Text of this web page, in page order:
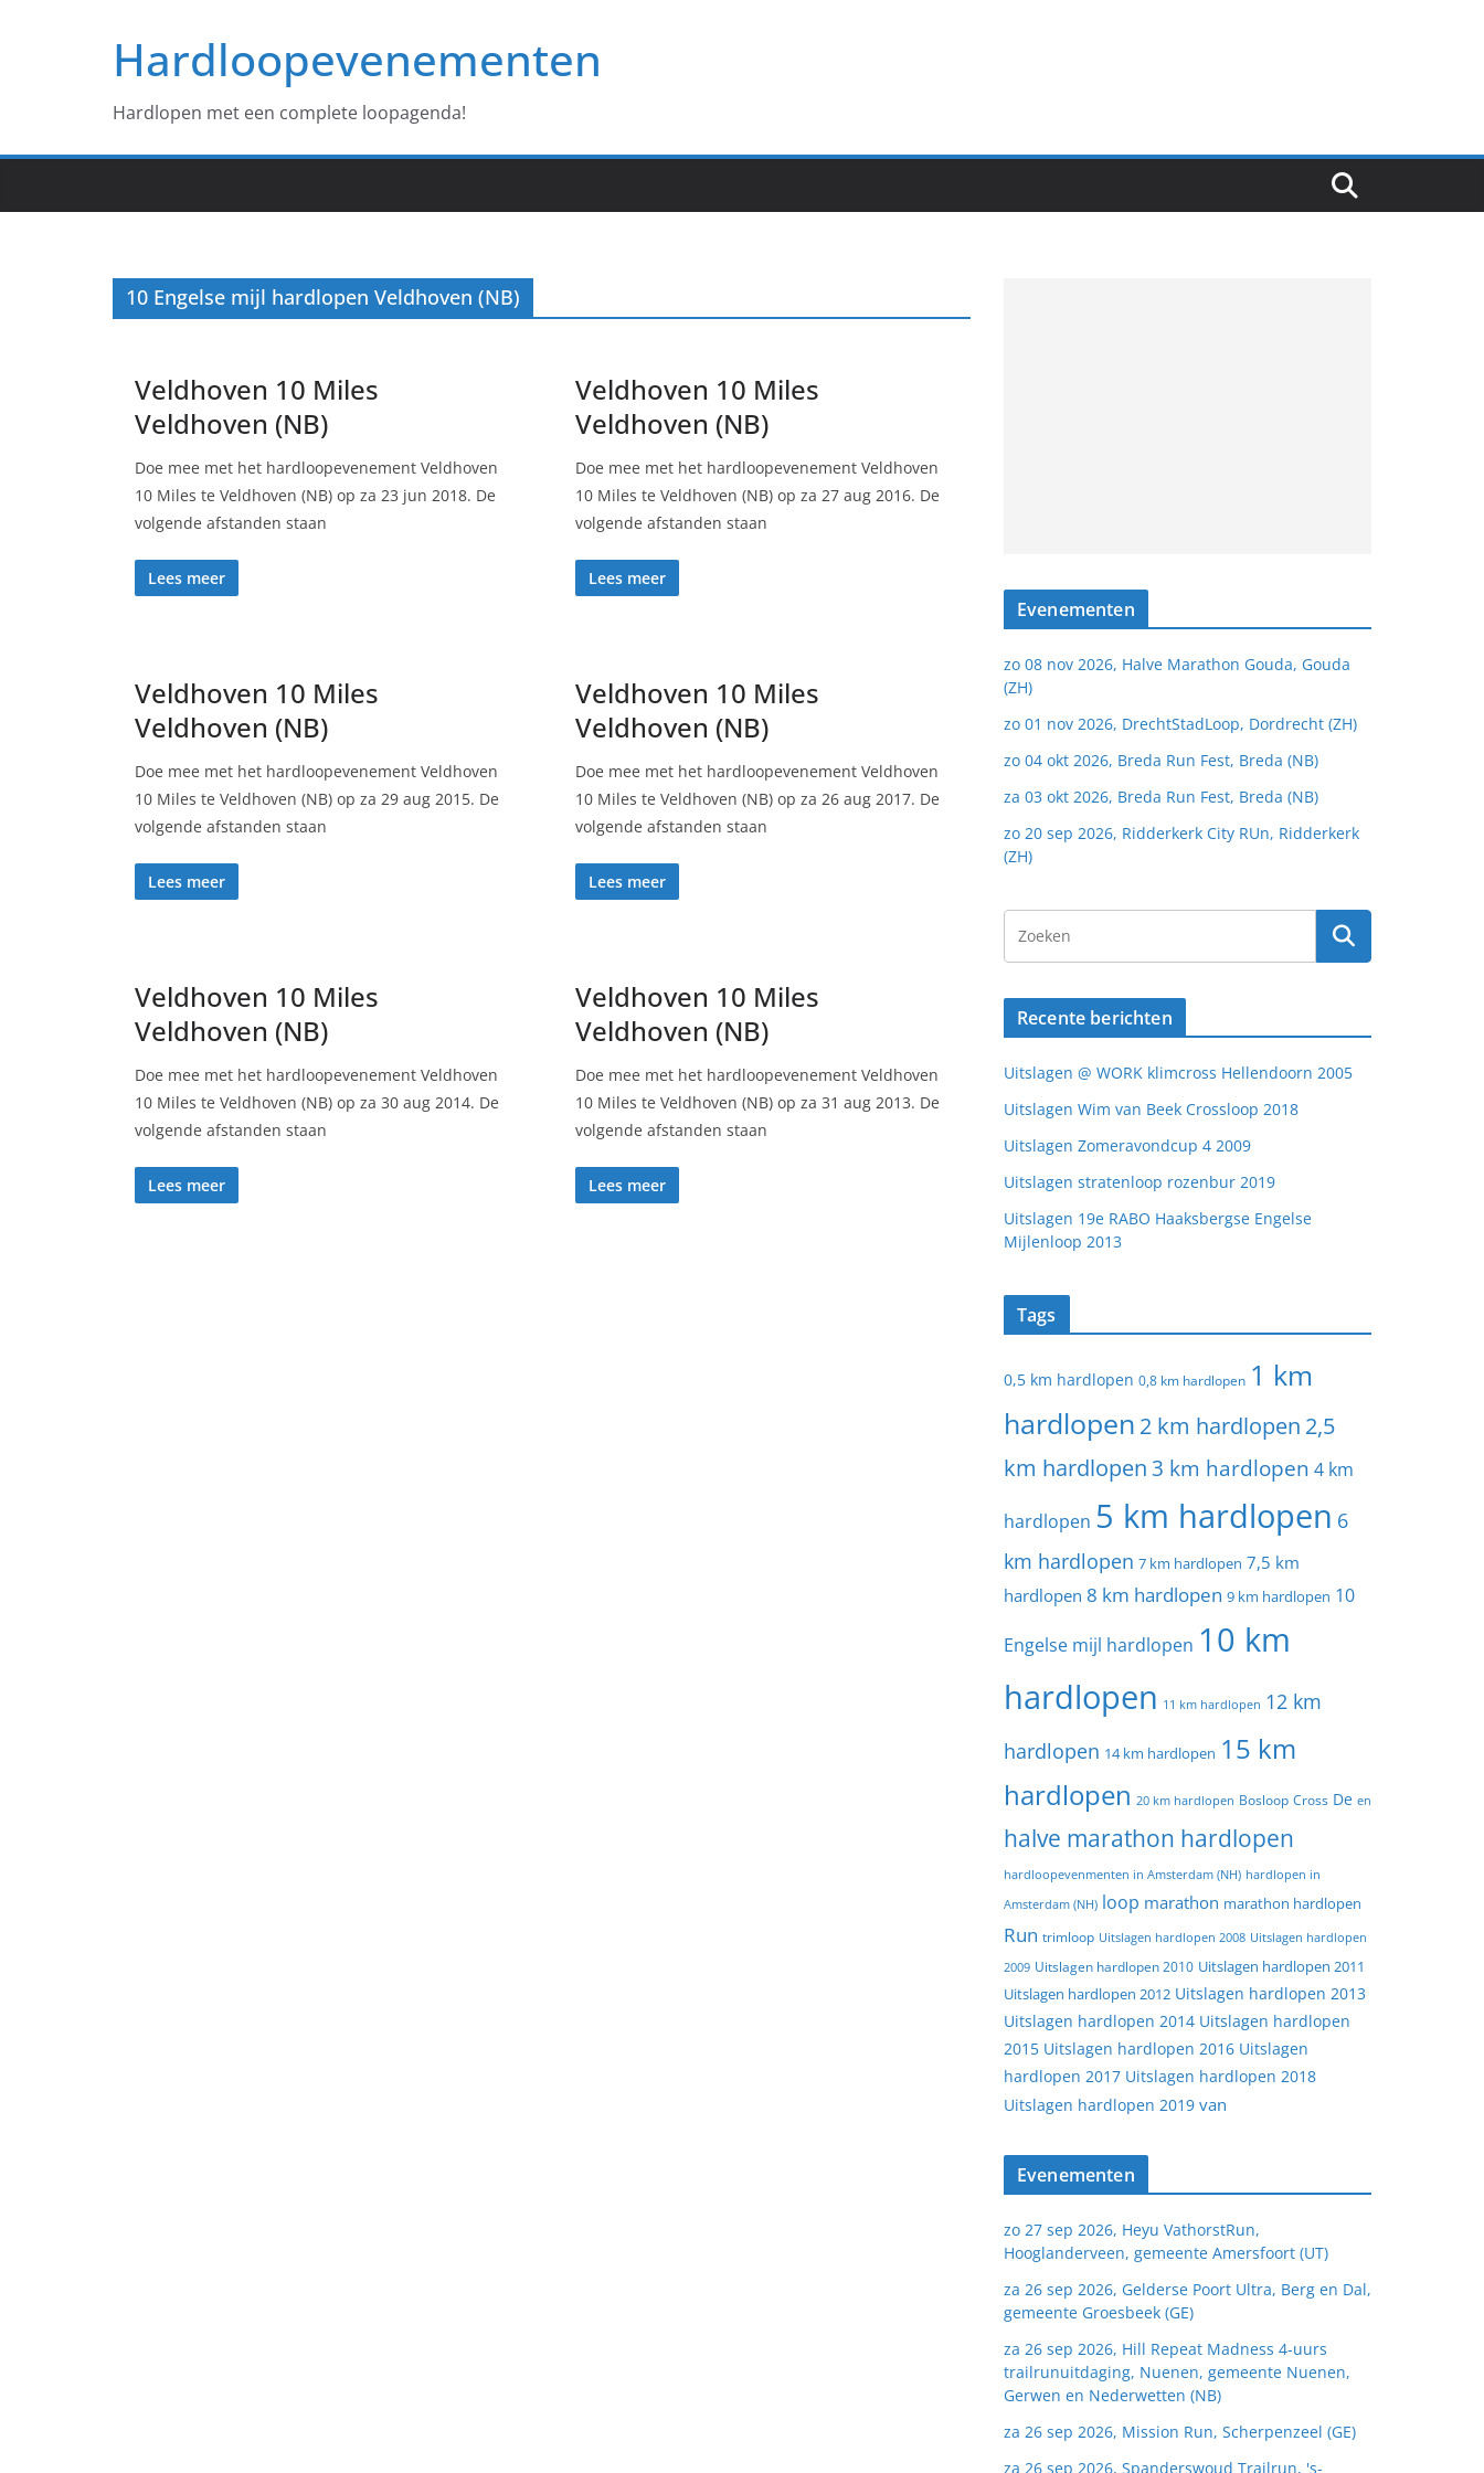
Hardloopevenementen
Hardlopen met een complete loopagenda!
10 Engelse mijl hardlopen Veldhoven (NB)
Veldhoven 10 Miles
Veldhoven (NB)
Doe mee met het hardloopevenement Veldhoven
10 Miles te Veldhoven (NB) op za 23 jun 2018. De
volgende afstanden staan
Lees meer
Veldhoven 10 Miles
Veldhoven (NB)
Doe mee met het hardloopevenement Veldhoven
10 Miles te Veldhoven (NB) op za 27 aug 2016. De
volgende afstanden staan
Lees meer
Veldhoven 10 Miles
Veldhoven (NB)
Doe mee met het hardloopevenement Veldhoven
10 Miles te Veldhoven (NB) op za 29 aug 2015. De
volgende afstanden staan
Lees meer
Veldhoven 10 Miles
Veldhoven (NB)
Doe mee met het hardloopevenement Veldhoven
10 Miles te Veldhoven (NB) op za 26 aug 2017. De
volgende afstanden staan
Lees meer
Veldhoven 10 Miles
Veldhoven (NB)
Doe mee met het hardloopevenement Veldhoven
10 Miles te Veldhoven (NB) op za 30 aug 2014. De
volgende afstanden staan
Lees meer
Veldhoven 10 Miles
Veldhoven (NB)
Doe mee met het hardloopevenement Veldhoven
10 Miles te Veldhoven (NB) op za 31 aug 2013. De
volgende afstanden staan
Lees meer
Evenementen
zo 08 nov 2026, Halve Marathon Gouda, Gouda
(ZH)
zo 01 nov 2026, DrechtStadLoop, Dordrecht (ZH)
zo 04 okt 2026, Breda Run Fest, Breda (NB)
za 03 okt 2026, Breda Run Fest, Breda (NB)
zo 20 sep 2026, Ridderkerk City RUn, Ridderkerk
(ZH)
Recente berichten
Uitslagen @ WORK klimcross Hellendoorn 2005
Uitslagen Wim van Beek Crossloop 2018
Uitslagen Zomeravondcup 4 2009
Uitslagen stratenloop rozenbur 2019
Uitslagen 19e RABO Haaksbergse Engelse
Mijlenloop 2013
Tags
0,5 km hardlopen 0,8 km hardlopen 1 km
hardlopen 2 km hardlopen 2,5
km hardlopen 3 km hardlopen 4 km
hardlopen 5 km hardlopen 6
km hardlopen 7 km hardlopen 7,5 km
hardlopen 8 km hardlopen 9 km hardlopen 10
Engelse mijl hardlopen 10 km
hardlopen 11 km hardlopen 12 km
hardlopen 14 km hardlopen 15 km
hardlopen 20 km hardlopen Bosloop Cross De en
halve marathon hardlopen
hardloopevenmenten in Amsterdam (NH) hardlopen in
Amsterdam (NH) loop marathon marathon hardlopen
Run trimloop Uitslagen hardlopen 2008 Uitslagen hardlopen
2009 Uitslagen hardlopen 2010 Uitslagen hardlopen 2011
Uitslagen hardlopen 2012 Uitslagen hardlopen 2013
Uitslagen hardlopen 2014 Uitslagen hardlopen
2015 Uitslagen hardlopen 2016 Uitslagen
hardlopen 2017 Uitslagen hardlopen 2018
Uitslagen hardlopen 2019 van
Evenementen
zo 27 sep 2026, Heyu VathorstRun,
Hooglanderveen, gemeente Amersfoort (UT)
za 26 sep 2026, Gelderse Poort Ultra, Berg en Dal,
gemeente Groesbeek (GE)
za 26 sep 2026, Hill Repeat Madness 4-uurs
trailrunuitdaging, Nuenen, gemeente Nuenen,
Gerwen en Nederwetten (NB)
za 26 sep 2026, Mission Run, Scherpenzeel (GE)
za 26 sep 2026, Spanderswoud Trailrun, 's-